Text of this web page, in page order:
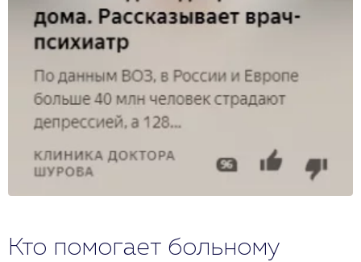
Кто помогает больному